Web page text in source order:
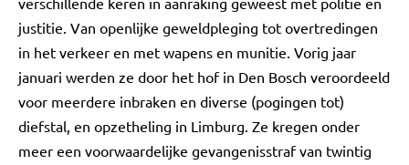
justitie. Van openlijke geweldpleging tot overtredingen
in het verkeer en met wapens en munitie. Vorig jaar
januari werden ze door het hof in Den Bosch veroordeeld
voor meerdere inbraken en diverse (pogingen tot)
diefstal, en opzetheling in Limburg. Ze kregen onder
meer een voorwaardelijke gevangenisstraf van twintig